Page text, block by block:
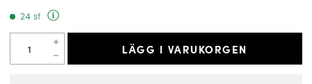
24 st
LÄGG I VARUKORGEN